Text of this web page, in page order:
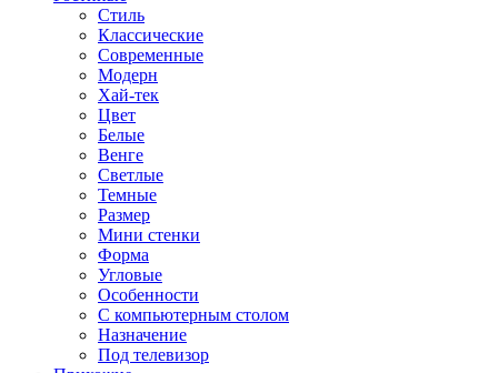
Стиль
Классические
Современные
Модерн
Хай-тек
Цвет
Белые
Венге
Светлые
Темные
Размер
Мини стенки
Форма
Угловые
Особенности
С компьютерным столом
Назначение
Под телевизор